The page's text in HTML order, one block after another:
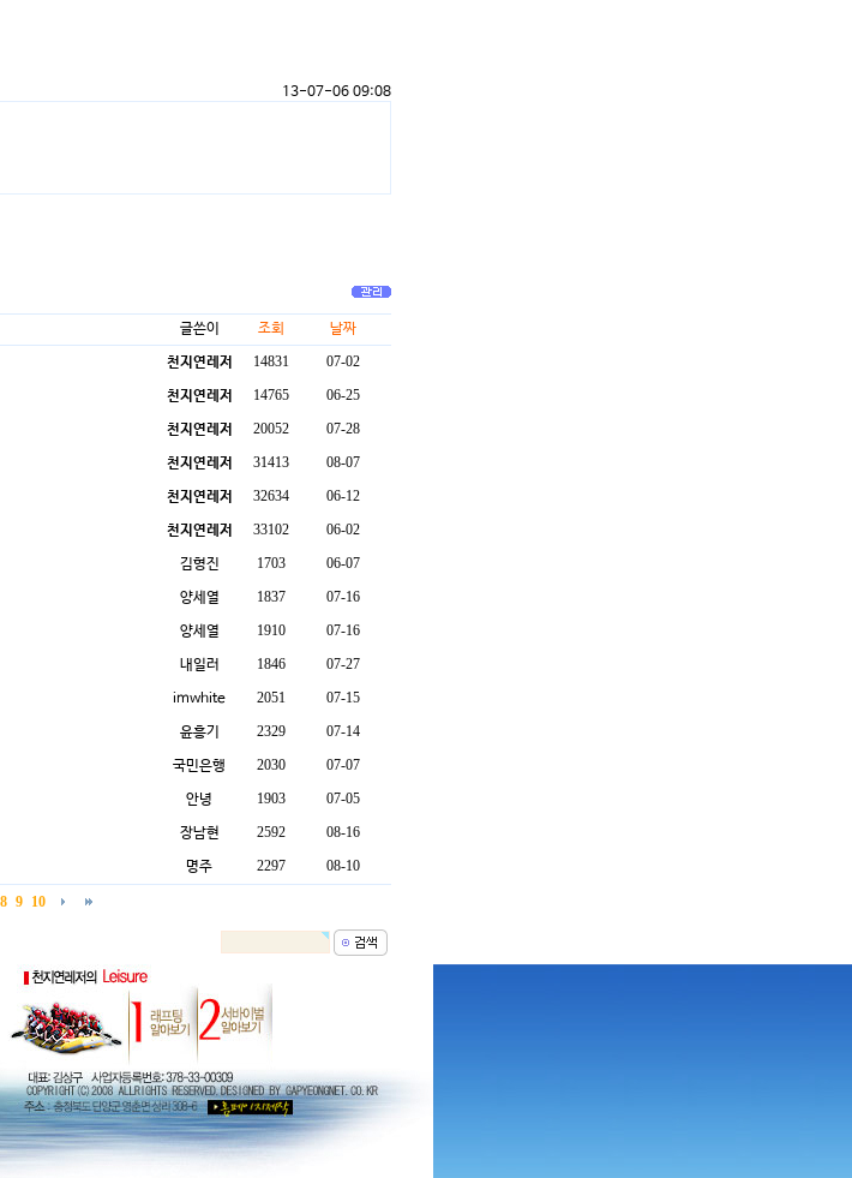
13-07-06 09:08
글쓴이 조회
날짜
천지연레저 14831 07-02
천지연레저 14765 06-25
천지연레저 20052 07-28
천지연레저 31413 08-07
천지연레저 32634 06-12
천지연레저 33102 06-02
김형진 1703 06-07
양세열 1837 07-16
양세열 1910 07-16
내일러 1846 07-27
imwhite 2051 07-15
윤흥기 2329 07-14
국민은행 2030 07-07
안녕 1903 07-05
장남현 2592 08-16
명주 2297 08-10
8 9 10